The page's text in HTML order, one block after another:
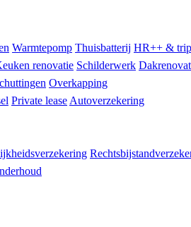
Warmtepomp Thuisbatterij HR++ &
renovatie Schilderwerk
Overkapping
Private lease Autoverzekering